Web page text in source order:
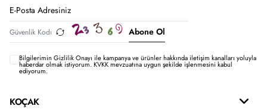
Abone Ol
Bilgilerimin Gizlilik Onayı ile kampanya ve ürünler hakkında iletişim kanalları yoluyla
haberdar olmak istiyorum.KVKK mevzuatına uygun şekilde işlenmesini kabul
ediyorum.
KOÇAK